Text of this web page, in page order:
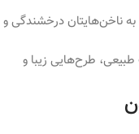
ناخن‌هایتان درخشندگی و
طرح‌هایی زیبا و